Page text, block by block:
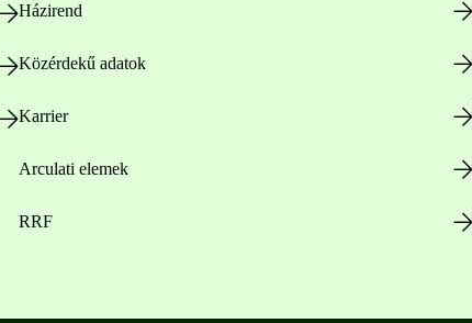
Házirend
Közérdekű adatok
Karrier
Arculati elemek
RRF